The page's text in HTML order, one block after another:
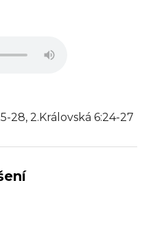
28, 2.Královská 6:24-27